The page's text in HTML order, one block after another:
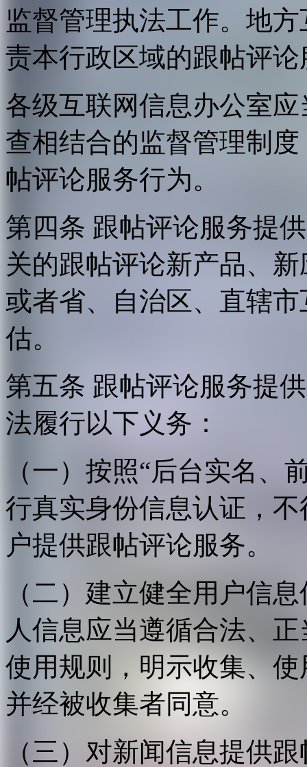
监督管理执法工作。地
责本行政区域的跟帖评
各级互联网信息办公室
查相结合的监督管理制
帖评论服务行为。
第四条 跟帖评论服务提
关的跟帖评论新产品、
或者省、自治区、直辖
估。
第五条 跟帖评论服务提
法履行以下义务：
（一）按照“后台实名、
行真实身份信息认证，
户提供跟帖评论服务。
（二）建立健全用户信
人信息应当遵循合法、
使用规则，明示收集、
并经被收集者同意。
（三）对新闻信息提供